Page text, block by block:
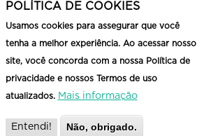
@ Copyright Belotur 2026. All
POLÍTICA DE COOKIES
Usamos cookies para assegurar que você
tenha a melhor experiência. Ao acessar nosso
site, você concorda com a nossa Política de
privacidade e nossos Termos de uso
atualizados. Mais informação
Entendi! Não, obrigado.